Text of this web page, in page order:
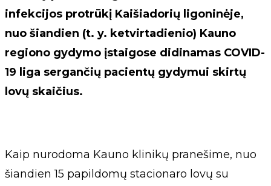
infekcijos protrūkį Kaišiadorių ligoninėje,
nuo šiandien (t. y. ketvirtadienio) Kauno
regiono gydymo įstaigose didinamas COVID-
19 liga sergančių pacientų gydymui skirtų
lovų skaičius.
Kaip nurodoma Kauno klinikų pranešime, nuo
šiandien 15 papildomų stacionaro lovų su